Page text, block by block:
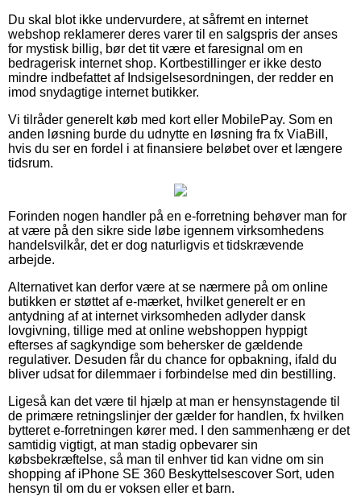
Du skal blot ikke undervurdere, at såfremt en internet
webshop reklamerer deres varer til en salgspris der anses
for mystisk billig, bør det tit være et faresignal om en
bedragerisk internet shop. Kortbestillinger er ikke desto
mindre indbefattet af Indsigelsesordningen, der redder en
imod snydagtige internet butikker.
Vi tilråder generelt køb med kort eller MobilePay. Som en
anden løsning burde du udnytte en løsning fra fx ViaBill,
hvis du ser en fordel i at finansiere beløbet over et længere
tidsrum.
Forinden nogen handler på en e-forretning behøver man for
at være på den sikre side løbe igennem virksomhedens
handelsvilkår, det er dog naturligvis et tidskrævende
arbejde.
Alternativet kan derfor være at se nærmere på om online
butikken er støttet af e-mærket, hvilket generelt er en
antydning af at internet virksomheden adlyder dansk
lovgivning, tillige med at online webshoppen hyppigt
efterses af sagkyndige som behersker de gældende
regulativer. Desuden får du chance for opbakning, ifald du
bliver udsat for dilemmaer i forbindelse med din bestilling.
Ligeså kan det være til hjælp at man er hensynstagende til
de primære retningslinjer der gælder for handlen, fx hvilken
bytteret e-forretningen kører med. I den sammenhæng er det
samtidig vigtigt, at man stadig opbevarer sin
købsbekræftelse, så man til enhver tid kan vidne om sin
shopping af iPhone SE 360 Beskyttelsescover Sort, uden
hensyn til om du er voksen eller et barn.